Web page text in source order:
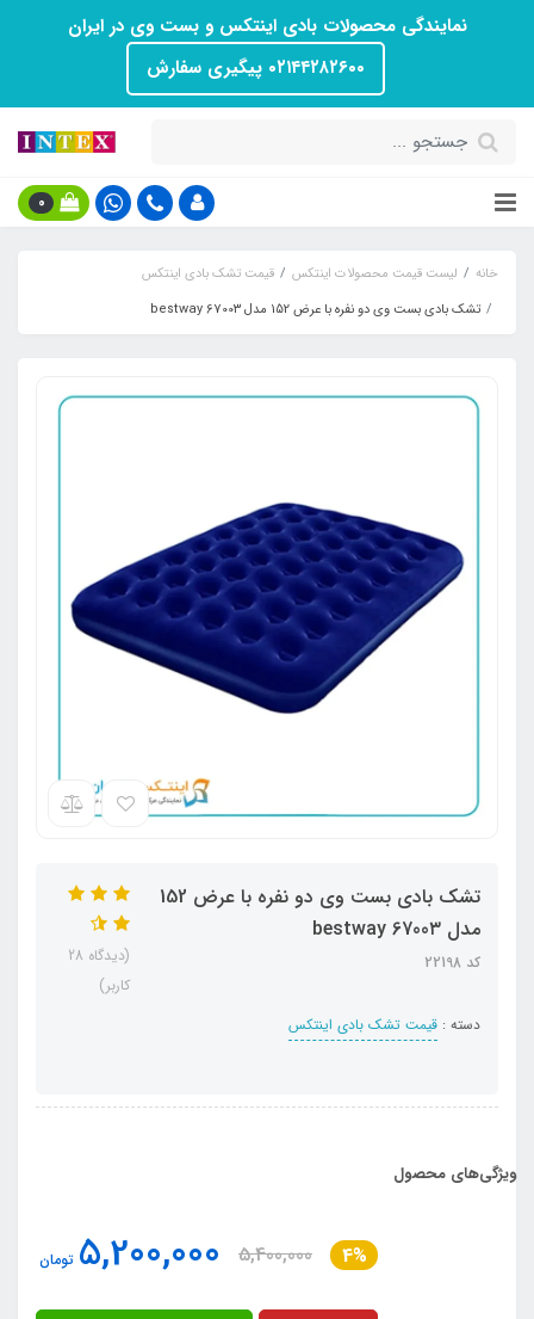
نمایندگی محصولات بادی اینتکس و بست وی در ایران
۰۲۱۴۴۲۸۲۶۰۰ پیگیری سفارش
0
خانه لیست قیمت محصولات اینتکس
قیمت تشک بادی اینتکس
تشک بادی بست وی دو نفره با عرض 152 مدل bestway 6700۳
تشک بادی بست وی دو نفره با عرض 152
مدل bestway 6700۳
کد 22198
دسته : قیمت تشک بادی اینتکس
(دیدگاه 28
کاربر)
ویژگی‌های محصول
4%
5,400,000
5,200,000 تومان